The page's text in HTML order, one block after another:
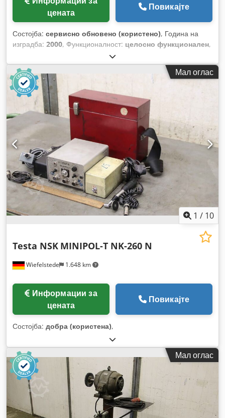
цената
Повикајте
Состојба: сервисно обновено (користено), Година на
изградба: 2000, Функционалност: целосно функционален,
Мал оглас
1 / 10
Wiefelstede 1.648 km
Testa NSK MINIPOL-T NK-260 N
цената
Повикајте
Состојба: добра (користена),
Мал оглас